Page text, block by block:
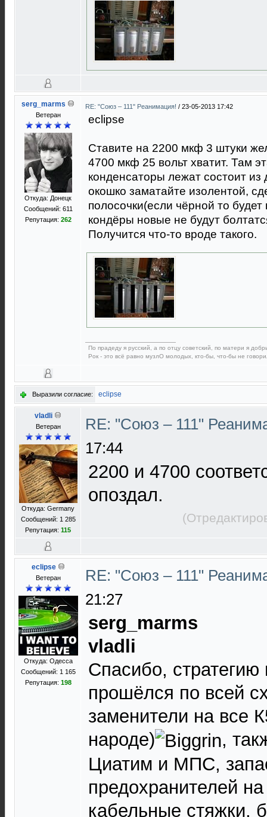
serg_marms
Ветеран
Откуда: Донецк
Сообщений: 611
Репутация: 262
RE: "Союз – 111" Реанимация! / 23-05-2013 17:42
eclipse
Ставите на 2200 мкф 3 штуки
4700 мкф 25 вольт хватит. Там
конденсаторы лежат состоит из
окошко заматайте изолентой,
полосочки(если чёрной то будет
кондёры новые не будут
Получится что-то вроде такого.
По прадеду я русский, а по отцу советский, по матери я
Рок - это всё равно музлО молодых, кто-бы, что-бы не
Выразили согласие: eclipse
vladli
Ветеран
Откуда: Germany
Сообщений: 1 285
Репутация: 115
RE: "Союз – 111"
17:44
2200 и 4700
опоздал.
eclipse
Ветеран
Откуда: Одесса
Сообщений: 1 165
Репутация: 198
RE: "Союз – 111"
21:27
serg_marms
vladli
Спасибо,
прошёлся по всей
заменители на все
народе)
,
Циатим и МПС,
предохранителей
кабельные стяжки,